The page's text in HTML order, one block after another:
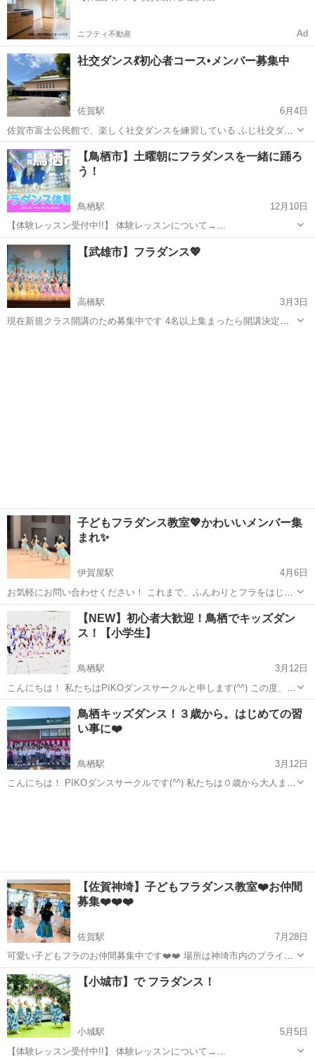
ニフティ不動産 Ad
社交ダンス💃初心者コース•メンバー募集中
佐賀駅
6月4日
佐賀市富士公民館で、楽しく社交ダンスを練習している ふじ社交ダン
ス愛好会です 社交ダンス未経験者•初心者の方を募集してます お一人
でOKです 只今 無料見学を受け付けてます。 ご希望の方は、お気
軽にご連絡ください！...
佐賀 佐賀市 佐賀駅 社交ダンス 公民館
【鳥栖市】土曜朝にフラダンスを一緒に踊ろ
う！
鳥栖駅
12月10日
【体験レッスン受付中!!】 体験レッスンについて→
https://www.hulamahina.com/about-1 はじめての方歓迎 フラ体験レッ
スン受付中💗💗💗 =========== 🔴土曜 朝クラ...
佐賀 鳥栖市 鳥栖駅 フラダンス KILOHANA
【武雄市】フラダンス💖
高橋駅
3月3日
現在新規クラス開講のため募集中です 4名以上集まったら開講決定！
子どもフラダンス教室💖かわいいメンバー集
まれ✨
伊賀屋駅
4月6日
お気軽にお問い合わせください！ これまで、ふんわりとフラをはじめ
てみたいな〜と思っていた方々！ この機会をお見逃しなく！
>>>>>>>>>>>>>>>>>>>>>>>>>>>>>>>>>>>> >>>>>>...
佐賀 佐賀市 伊賀屋駅 フラダンス 子ども
【NEW】初心者大歓迎！鳥栖でキッズダン
ス！【小学生】
鳥栖駅
3月12日
こんにちは！ 私たちはPIKOダンスサークルと申します(^^) この度、鳥
栖基里地区にてダンスの小学生チームを募集致します🙆‍♀️ 初心者OK！
基山、佐賀市にも小学生チームがあります😃 現在在籍している小学
生...
佐賀 鳥栖市 鳥栖駅 ダンス 小学生
鳥栖キッズダンス！３歳から。はじめての習
い事に❤️
鳥栖駅
3月12日
こんにちは！ PIKOダンスサークルです(^^) 私たちは０歳から大人まで
【佐賀神埼】子どもフラダンス教室❤️お仲間
募集❤️❤️❤️
佐賀駅
7月28日
可愛い子どもフラのお仲間募集中です❤️❤️ 場所は神埼市内のプライベ
ートスタジオ ゆめタウン佐賀より車で8分！ ============ 第1.2.4
土曜日 14:00〜15:00 6歳〜12歳のクラスです...
佐賀 神埼市 佐賀駅 フラダンス 40代
【小城市】で フラダンス！
小城駅
5月5日
【体験レッスン受付中!!】 体験レッスンについて→